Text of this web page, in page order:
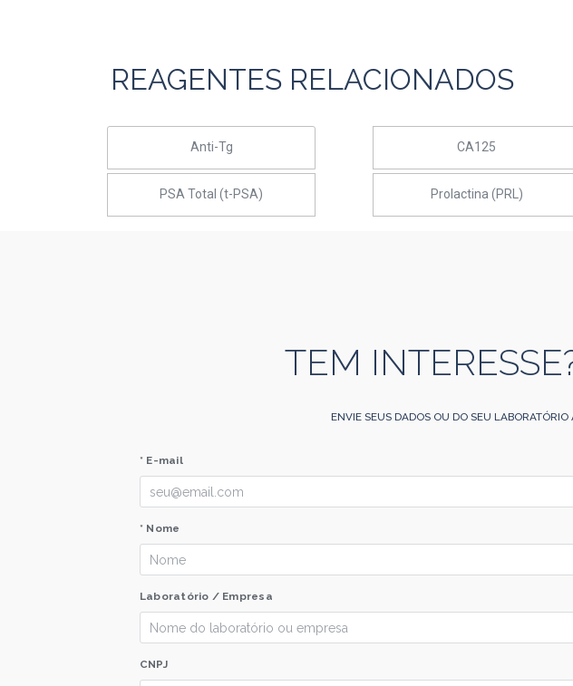
REAGENTES RELACIONADOS
Anti-Tg CA125
PSA Total (t-PSA) Prolactina (PRL)
TEM
ENVIE SEUS DADOS OU DO SEU
* E-mail
* Nome
Laboratório / Empresa
CNPJ